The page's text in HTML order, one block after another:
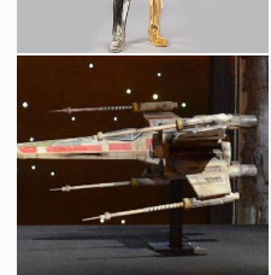
Droïde de Protocole C-3PO
Réplique sous licence